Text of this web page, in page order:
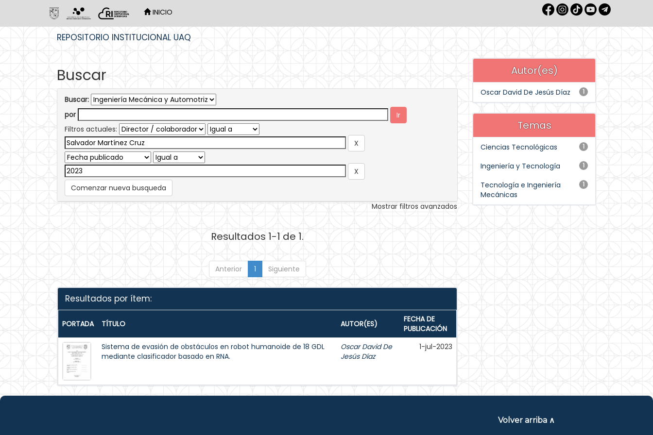
INICIO
REPOSITORIO INSTITUCIONAL UAQ
Buscar
Buscar:
por
Filtros actuales:
Comenzar nueva busqueda
Mostrar filtros avanzados
Resultados 1-1 de 1.
Anterior 1 Siguiente
Resultados por ítem:
PORTADA TÍTULO AUTOR(ES)
FECHA DE
PUBLICACIÓN
Sistema de evasión de obstáculos en robot humanoide de 18 GDL
mediante clasificador basado en RNA.
Oscar David De
Jesús Díaz
1-jul-2023
Autor(es)
1
Oscar David De Jesús Díaz
Temas
1
Ciencias Tecnológicas
1
Ingeniería y Tecnología
1
Tecnología e Ingeniería
Mecánicas
Volver arriba ∧